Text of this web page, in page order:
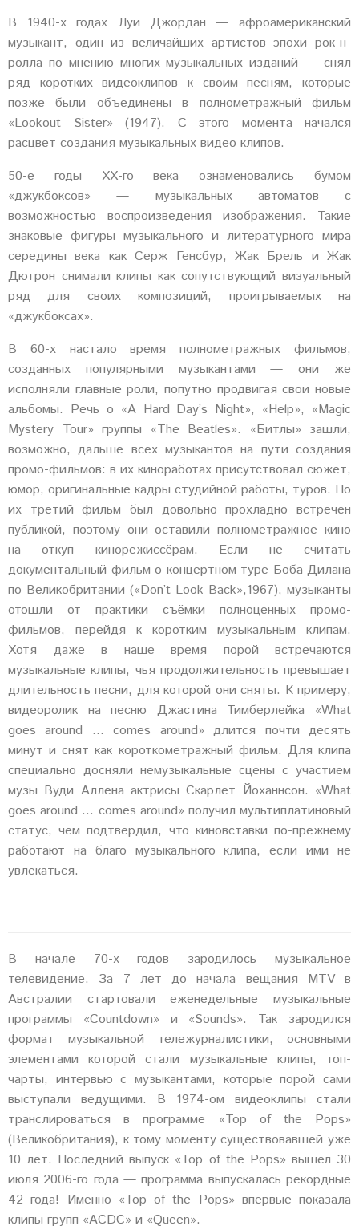
В 1940-х годах Луи Джордан — афроамериканский
музыкант, один из величайших артистов эпохи рок-н-
ролла по мнению многих музыкальных изданий — снял
ряд коротких видеоклипов к своим песням, которые
позже были объединены в полнометражный фильм
«Lookout Sister» (1947). С этого момента начался
расцвет создания музыкальных видео клипов.
50-е годы XX-го века ознаменовались бумом
«джукбоксов» — музыкальных автоматов с
возможностью воспроизведения изображения. Такие
знаковые фигуры музыкального и литературного мира
середины века как Серж Генсбур, Жак Брель и Жак
Дютрон снимали клипы как сопутствующий визуальный
ряд для своих композиций, проигрываемых на
«джукбоксах».
В 60-х настало время полнометражных фильмов,
созданных популярными музыкантами — они же
исполняли главные роли, попутно продвигая свои новые
альбомы. Речь о «A Hard Day’s Night», «Help», «Magic
Mystery Tour» группы «The Beatles». «Битлы» зашли,
возможно, дальше всех музыкантов на пути создания
промо-фильмов: в их киноработах присутствовал сюжет,
юмор, оригинальные кадры студийной работы, туров. Но
их третий фильм был довольно прохладно встречен
публикой, поэтому они оставили полнометражное кино
на откуп кинорежиссёрам. Если не считать
документальный фильм о концертном туре Боба Дилана
по Великобритании («Don’t Look Back»,1967), музыканты
отошли от практики съёмки полноценных промо-
фильмов, перейдя к коротким музыкальным клипам.
Хотя даже в наше время порой встречаются
музыкальные клипы, чья продолжительность превышает
длительность песни, для которой они сняты. К примеру,
видеоролик на песню Джастина Тимберлейка «What
goes around … comes around» длится почти десять
минут и снят как короткометражный фильм. Для клипа
специально досняли немузыкальные сцены с участием
музы Вуди Аллена актрисы Скарлет Йоханнсон. «What
goes around … comes around» получил мультиплатиновый
статус, чем подтвердил, что киновставки по-прежнему
работают на благо музыкального клипа, если ими не
увлекаться.
В начале 70-х годов зародилось музыкальное
телевидение. За 7 лет до начала вещания MTV в
Австралии стартовали еженедельные музыкальные
программы «Countdown» и «Sounds». Так зародился
формат музыкальной тележурналистики, основными
элементами которой стали музыкальные клипы, топ-
чарты, интервью с музыкантами, которые порой сами
выступали ведущими. В 1974-ом видеоклипы стали
транслироваться в программе «Top of the Pops»
(Великобритания), к тому моменту существовавшей уже
10 лет. Последний выпуск «Top of the Pops» вышел 30
июля 2006-го года — программа выпускалась рекордные
42 года! Именно «Top of the Pops» впервые показала
клипы групп «ACDC» и «Queen».